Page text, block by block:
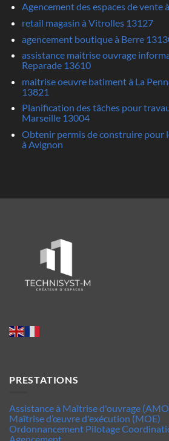
Agencement des espaces de
retail magasin à Vitrolles 13127
agencement boutique à Berre
assistance maitrise ouvrage
Reparade 13610
maitrise oeuvre batiment à La
13821
Planification des tâches pour
Marseille 13004
Obtenir permis de construire pour
à Avignon
PRESTATIONS
Assistance à Maîtrise d'ouvrage
Maîtrise d’œuvre d'exécution (MOE)
Ordonnancement Pilotage